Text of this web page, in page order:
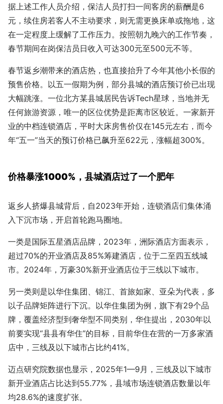
据上述工作人员介绍，保洁人员打扫一间客房的薪酬是6
元，续住房若客人不主动要求，则无需更换床单或拖地，这
在一定程度上缓解了工作压力。按照朝九晚六的工作节奏，
春节期间在岗保洁员日收入可达300元至500元不等。
春节返乡潮带来的酒店热，也直接抬升了今年其他小长假的
预售价格。以五一假期为例，部分县城的酒店预订价已出现
大幅跳涨。一位北方某县城居民告诉Tech星球，当地并无
任何旅游资源，唯一的区位优势是距离市区较近。一家新开
业的中档连锁酒店，平时大床房售价仅在145元左右，而今
年“五一”当天的预订价格已飙升至622元，涨幅超300%。
价格暴涨1000%，县城酒店过了一个肥年
返乡人挤爆县城背后，自2023年开始，连锁酒店们集体涌
入下沉市场，开启首轮跑马圈地。
一类是国际五星酒店品牌，2023年，洲际酒店方面表示，
超过70%的开业酒店及85%筹建酒店，位于二至四五线城
市。2024年，万豪30%新开业酒店位于三线以下城市。
另一类则是以华住集团、锦江、首旅如家、亚朵为代表，多
以子品牌矩阵进行下沉。以华住集团为例，旗下有29个品
牌，覆盖经济型到奢华型不同类别，华住提出，2030年以
前要实现“县县有华住”的目标，目前华住在营的一万多家酒
店中，三线及以下城市占比约41%。
迈点研究院数据也显示，2025年1—9月，三线及以下城市
新开业酒店占比达到55.77%，县域市场连锁酒店数量以年
均28.6%的速度扩张。